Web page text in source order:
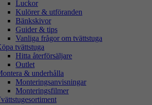
Luckor
Kulörer & utföranden
Bänkskivor
Guider & tips
Vanliga frågor om tvättstuga
tvättstuga
Hitta återförsäljare
Outlet
& underhålla
Monteringsanvisningar
Monteringsfilmer